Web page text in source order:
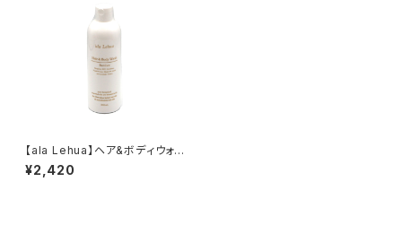
【ala Lehua】ヘア&ボディウォッ
シュ Revive 300ml
¥2,420